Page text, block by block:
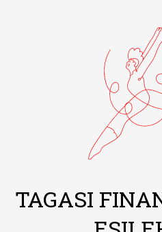
TAGASI